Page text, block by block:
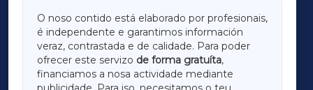
O noso contido está elaborado por profesionais,
é independente e garantimos información
veraz, contrastada e de calidade. Para poder
ofrecer este servizo de forma gratuíta,
financiamos a nosa actividade mediante
LUGOXA
TERRACHAXA